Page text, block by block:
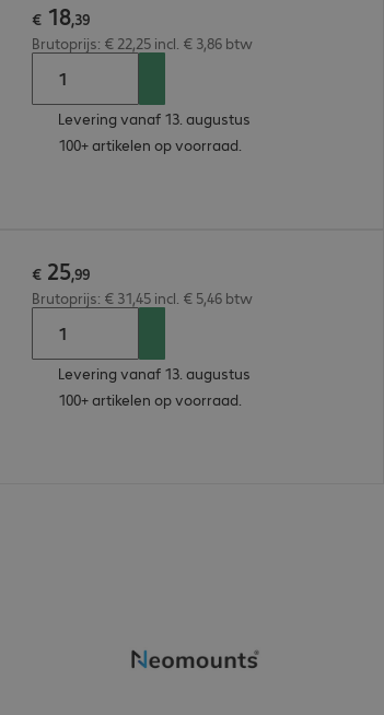
€ 18,39
Brutoprijs: € 22,25 incl. € 3,86 btw
Levering vanaf 13. augustus
100+ artikelen op voorraad.
€ 25,99
Brutoprijs: € 31,45 incl. € 5,46 btw
Levering vanaf 13. augustus
100+ artikelen op voorraad.